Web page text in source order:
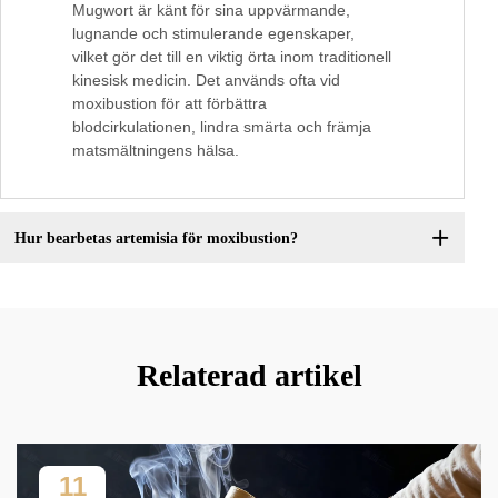
Mugwort är känt för sina uppvärmande,
lugnande och stimulerande egenskaper,
vilket gör det till en viktig örta inom traditionell
kinesisk medicin. Det används ofta vid
moxibustion för att förbättra
blodcirkulationen, lindra smärta och främja
matsmältningens hälsa.
Hur bearbetas artemisia för moxibustion?
Relaterad artikel
11